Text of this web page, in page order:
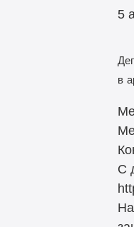
5
в
С